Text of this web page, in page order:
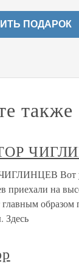
ПОДАРОК
также
Вот
приехали на
главным
Здесь